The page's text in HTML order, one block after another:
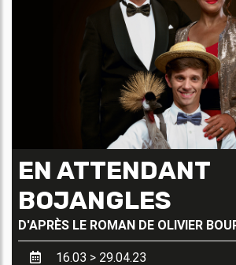
EN ATTENDANT
BOJANGLES
D'APRÈS LE ROMAN DE OLIVIER
16.03 > 29.04.23